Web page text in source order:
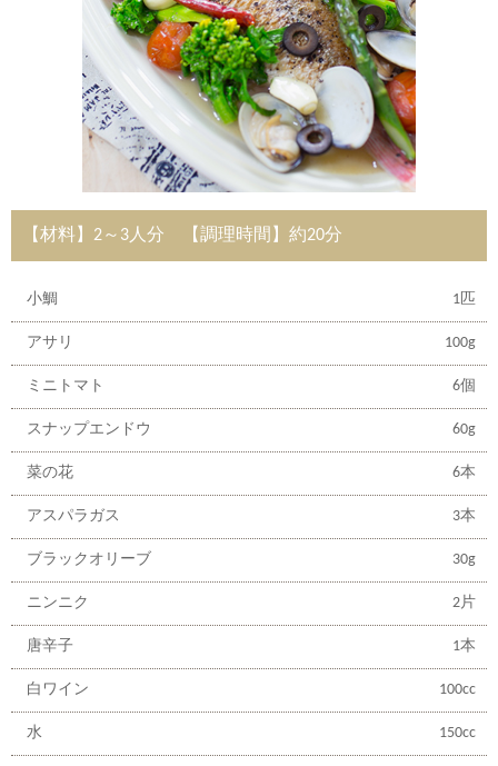
【材料】2～3人分 【調理時間】約20分
小鯛 1匹
アサリ 100g
ミニトマト 6個
スナップエンドウ 60g
菜の花 6本
アスパラガス 3本
ブラックオリーブ 30g
ニンニク 2片
唐辛子 1本
白ワイン 100cc
水 150cc